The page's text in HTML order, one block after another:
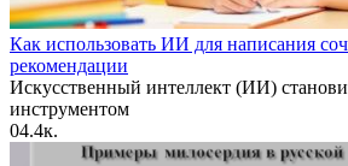
Как использовать ИИ для написания
рекомендации
Искусственный интеллект (ИИ)
инструментом
04.4к.